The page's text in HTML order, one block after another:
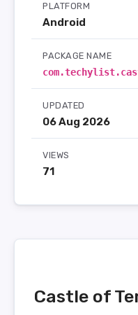
PLATFORM
Android
PACKAGE NAME
UPDATED
06 Aug 2026
VIEWS
71
Castle of